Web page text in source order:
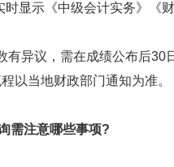
时显示《中级会计实务》《
异议，需在成绩公布后30
以当地财政部门通知为准。
需注意哪些事项?